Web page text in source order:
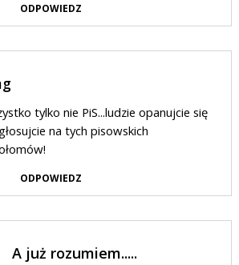
ODPOWIEDZ
tylko nie PiS...ludzie opanujcie się
na tych pisowskich
ODPOWIEDZ
A już rozumiem.....